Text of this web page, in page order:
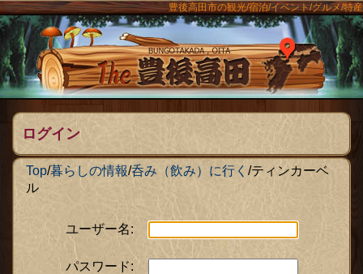
豊後高田市の観光/宿泊/イベント/グルメ/特産
The豊後
ログイン
Top/暮らしの情報/呑み（飲み）に行く /ティンカーベ
ル
ユーザー名:
パスワード:
メニュー